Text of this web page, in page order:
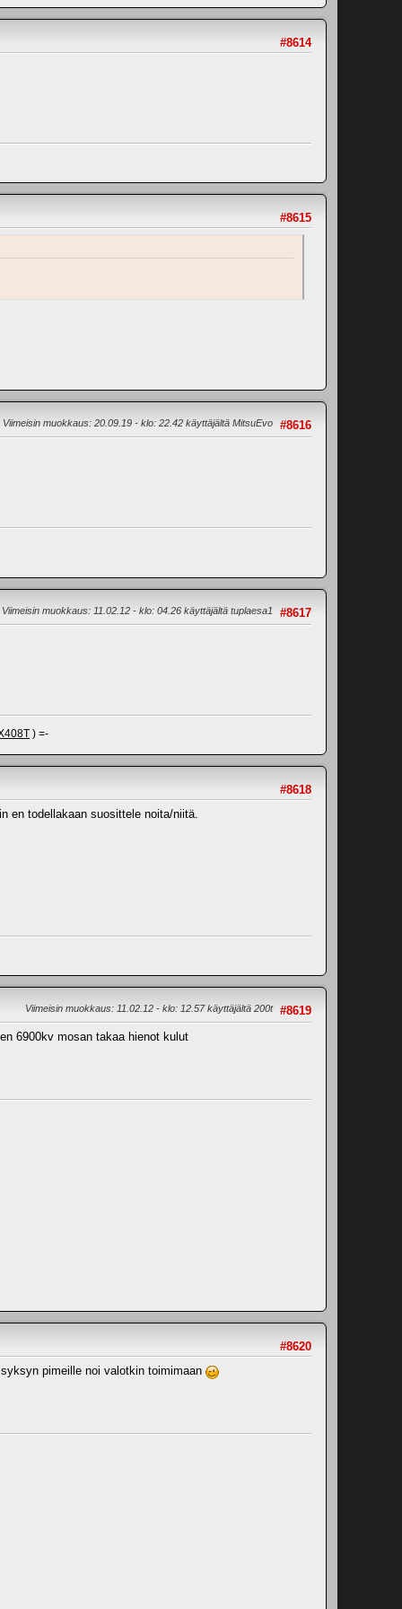
#8614
#8615
#8616
Viimeisin muokkaus: 20.09.19 - klo: 22.42 käyttäjältä MitsuEvo
#8617
Viimeisin muokkaus: 11.02.12 - klo: 04.26 käyttäjältä tuplaesa1
) =-
#8618
en todellakaan suosittele noita/niitä.
#8619
Viimeisin muokkaus: 11.02.12 - klo: 12.57 käyttäjältä 200t
6900kv mosan takaa hienot kulut
#8620
pimeille noi valotkin toimimaan